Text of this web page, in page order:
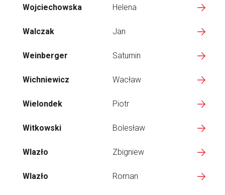
Wojciechowska Helena
Walczak Jan
Weinberger Saturnin
Wichniewicz Wacław
Wielondek Piotr
Witkowski Bolesław
Wlazło Zbigniew
Wlazło Roman